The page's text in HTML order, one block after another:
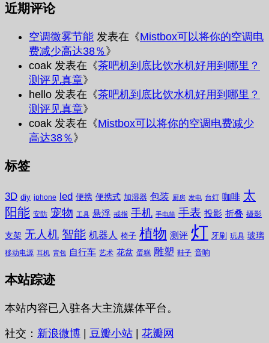
近期评论
空调微雾节能 发表在《Mistbox可以将你的空调电
费减少高达38％》
coak 发表在《茶吧机到底比饮水机好用到哪里？
测评见真章》
hello 发表在《茶吧机到底比饮水机好用到哪里？
测评见真章》
coak 发表在《Mistbox可以将你的空调电费减少
高达38％》
标签
3D diy iphone led 便携 便携式 加湿器 包装 厨房 发电 台灯 咖啡 太
阳能 安防 宠物 工具 悬浮 戒指 手机 手电筒 手表 投影 折叠 摄影
支架 无人机 智能 机器人 椅子 植物 测评 灯 牙刷 玩具 玻璃
移动电源 耳机 背包 自行车 艺术 花盆 蛋糕 雕塑 鞋子 音响
本站踪迹
本站内容已入驻各大主流媒体平台。
社交： 新浪微博 豆瓣小站 花瓣网